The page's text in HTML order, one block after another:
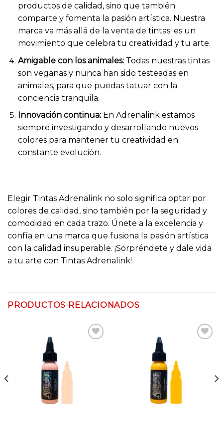
productos de calidad, sino que también
comparte y fomenta la pasión artística. Nuestra
marca va más allá de la venta de tintas; es un
movimiento que celebra tu creatividad y tu arte.
Amigable con los animales:Todas nuestras tintas
son veganas y nunca han sido testeadas en
animales, para que puedas tatuar con la
conciencia tranquila.
Innovación continua:En Adrenalink estamos
siempre investigando y desarrollando nuevos
colores para mantener tu creatividad en
constante evolución.
Elegir Tintas Adrenalink no solo significa optar por
colores de calidad, sino también por la seguridad y
comodidad en cada trazo. Únete a la excelencia y
confía en una marca que fusiona la pasión artística
con la calidad insuperable. ¡Sorpréndete y dale vida
a tu arte con Tintas Adrenalink!
PRODUCTOS RELACIONADOS